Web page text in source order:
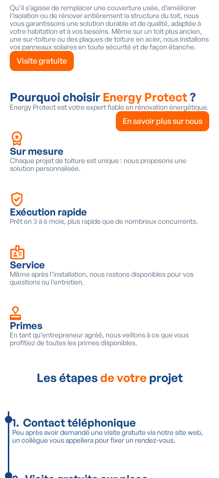
Qu’il s’agisse de remplacer une couverture usée, d’améliorer
l’isolation ou de rénover entièrement la structure du toit, nous
vous garantissons une solution durable et de qualité, adaptée à
votre habitation et à vos besoins. Même sur un toit plus ancien,
une sur-toiture ou des plaques de toiture en acier, nous installons
vos panneaux solaires en toute sécurité et de façon étanche.
Visite gratuite
Pourquoi choisir Energy Protect?
Energy Protect est votre expert fiable en rénovation énergétique.
En savoir plus sur nous
Sur mesure
Chaque projet de toiture est unique : nous proposons une
solution personnalisée.
Exécution rapide
Prêt en 3 à 6 mois, plus rapide que de nombreux concurrents.
Service
Même après l’installation, nous restons disponibles pour vos
questions ou l’entretien.
Primes
En tant qu’entrepreneur agréé, nous veillons à ce que vous
profitiez de toutes les primes disponibles.
Les étapesde votre projet
1. Contact téléphonique
Peu après avoir demandé une visite gratuite via notre site web,
un collègue vous appellera pour fixer un rendez-vous.